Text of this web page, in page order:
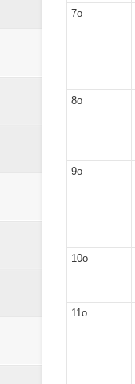
7ο
8ο
9ο
10ο
11ο